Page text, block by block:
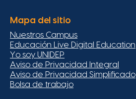
Mapa del sitio
Nuestros Campus
Educación Live Digital Education
Yo soy UNIDEP
Aviso de Privacidad Integral
Aviso de Privacidad Simplificado
Bolsa de trabajo